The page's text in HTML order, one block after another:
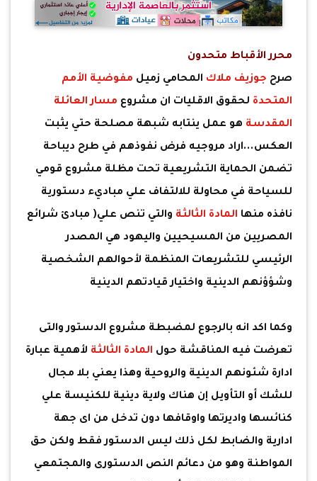
محرر الأقباط متحدون
صرح جوزيف ملاك المحامي زميل مفوضية الأمم
المتحدة لحقوق الاقليات ان مشروع مسار العائلة
المقدسة هو عمل ينتابه شبهة مصلحة حتي يثبت
العكس...اراد مروجيه فرض نفوذهم في طرح ديباحة
تضمن الحماية التشريعية تحت مظلة مشروع قومي
للسياحة في محاولة للالتفاف علي مباديء دستورية
نافذه منها المادة الثالثة والتي تنص علي( مبادئ شرائع
المصريين من المسيحيين واليهود هي المصدر
الرئيسي للتشريعات المنظمة لأحوالهم الشخصية
وشؤؤنهم الدينية واختيار قيادتهم الدينية
وكما اكد انه بالرجوع لمضبطة مشروع الدستور والتى
تعرضت فيه المناقشة حول المادة الثالثة لأهمية عبارة
ادارة شئونهم الدينية والروحية وهذا يعني بلا مجال
للشك أو التأويل إن هناك ولاية دينية للكنيسة علي
كنائسها واديرتها واوقافها دون تدخل من اى جهة
ادارية والضابط لكل ذلك ليس الدستور فقط ولكن حق
المواطنة وهو من دعائم النص الدستورى والمجتمعي